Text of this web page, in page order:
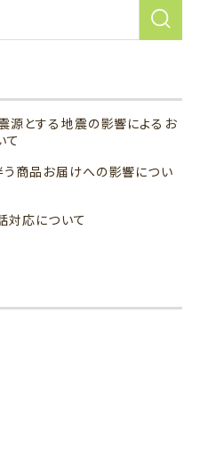
源とする地震の影響によるお
て
商品お届けへの影響につい
対応について